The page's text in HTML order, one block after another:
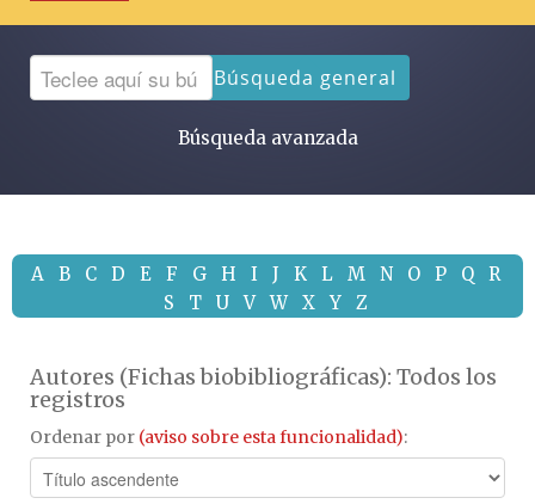
Búsqueda general
Búsqueda avanzada
A B C D E F G H I J K L M N O P Q
R
S
T U V W X Y Z
Autores (Fichas biobibliográficas): Todos los
registros
Ordenar por (aviso sobre esta funcionalidad):